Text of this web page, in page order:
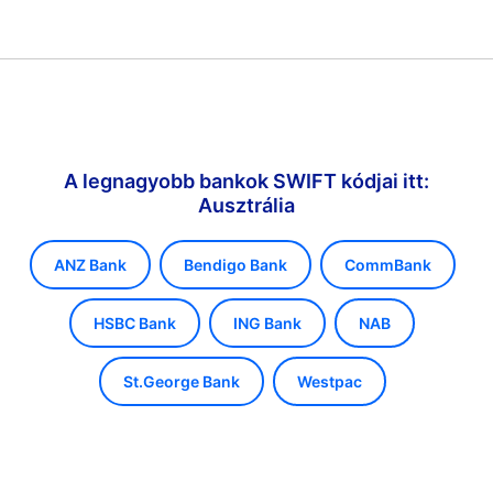
A legnagyobb bankok SWIFT kódjai itt:
Ausztrália
ANZ Bank Bendigo Bank CommBank
HSBC Bank ING Bank NAB
St.George Bank Westpac